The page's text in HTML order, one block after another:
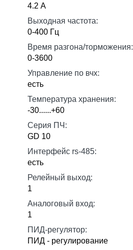
4.2 А
Выходная частота:
0-400 Гц
Время разгона/торможения:
0-3600
Управление по вчх:
есть
Температура хранения:
-30......+60
Серия ПЧ:
GD 10
Интерфейс rs-485:
есть
Релейный выход:
1
Аналоговый вход:
1
ПИД-регулятор:
ПИД - регулирование